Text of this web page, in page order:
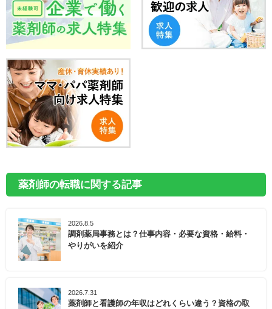
薬剤師の転職に関する記事
2026.8.5
調剤薬局事務とは？仕事内容・必要な資格・給料・
やりがいを紹介
2026.7.31
薬剤師と看護師の年収はどれくらい違う？資格の取